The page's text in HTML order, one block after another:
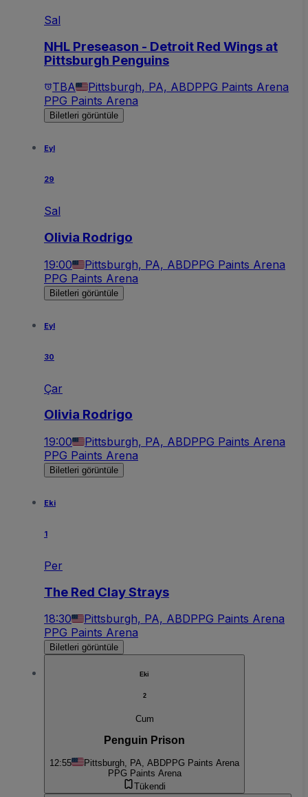
Sal
NHL Preseason - Detroit Red Wings at
Pittsburgh Penguins
TBA Pittsburgh, PA, ABDPPG Paints Arena
PPG Paints Arena
Biletleri görüntüle
Eyl
29
Sal
Olivia Rodrigo
19:00 Pittsburgh, PA, ABDPPG Paints Arena
PPG Paints Arena
Biletleri görüntüle
Eyl
30
Çar
Olivia Rodrigo
19:00 Pittsburgh, PA, ABDPPG Paints Arena
PPG Paints Arena
Biletleri görüntüle
Eki
1
Per
The Red Clay Strays
18:30 Pittsburgh, PA, ABDPPG Paints Arena
PPG Paints Arena
Biletleri görüntüle
Eki
2
Cum
Penguin Prison
12:55 Pittsburgh, PA, ABDPPG Paints Arena
PPG Paints Arena
Tükendi